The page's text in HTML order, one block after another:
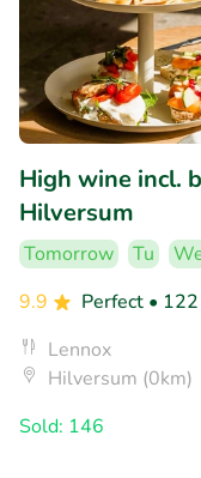
High wine incl.
Hilversum
Tomorrow Tu
9.9
Perfect •
Lennox
Hilversum (0km)
Sold: 146